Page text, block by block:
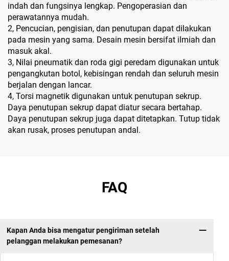
indah dan fungsinya lengkap. Pengoperasian dan
perawatannya mudah.
2, Pencucian, pengisian, dan penutupan dapat dilakukan
pada mesin yang sama. Desain mesin bersifat ilmiah dan
masuk akal.
3, Nilai pneumatik dan roda gigi peredam digunakan untuk
pengangkutan botol, kebisingan rendah dan seluruh mesin
berjalan dengan lancar.
4, Torsi magnetik digunakan untuk penutupan sekrup.
Daya penutupan sekrup dapat diatur secara bertahap.
Daya penutupan sekrup juga dapat ditetapkan. Tutup tidak
akan rusak, proses penutupan andal.
FAQ
Kapan Anda bisa mengatur pengiriman setelah
pelanggan melakukan pemesanan?